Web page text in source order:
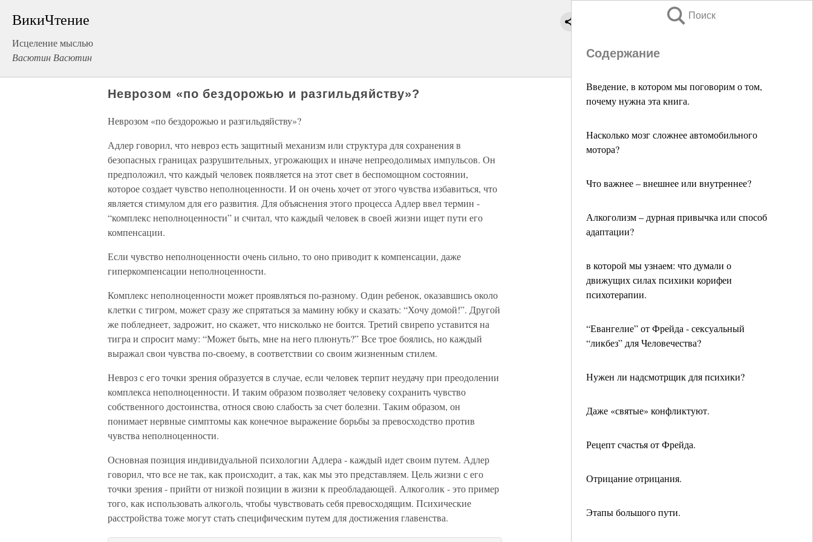
ВикиЧтение
Исцеление мыслью
Васютин Васютин
Поиск
Содержание
Введение, в котором мы поговорим о том,
почему нужна эта книга.
Насколько мозг сложнее автомобильного
мотора?
Что важнее – внешнее или внутреннее?
Алкоголизм – дурная привычка или способ
адаптации?
в которой мы узнаем: что думали о
движущих силах психики корифеи
психотерапии.
“Евангелие” от Фрейда - сексуальный
“ликбез” для Человечества?
Нужен ли надсмотрщик для психики?
Даже «святые» конфликтуют.
Рецепт счастья от Фрейда.
Отрицание отрицания.
Этапы большого пути.
Неврозом «по бездорожью и разгильдяйству»?
Неврозом «по бездорожью и разгильдяйству»?
Адлер говорил, что невроз есть защитный механизм или структура для сохранения в
безопасных границах разрушительных, угрожающих и иначе непреодолимых импульсов. Он
предположил, что каждый человек появляется на этот свет в беспомощном состоянии,
которое создает чувство неполноценности. И он очень хочет от этого чувства избавиться, что
является стимулом для его развития. Для объяснения этого процесса Адлер ввел термин -
“комплекс неполноценности” и считал, что каждый человек в своей жизни ищет пути его
компенсации.
Если чувство неполноценности очень сильно, то оно приводит к компенсации, даже
гиперкомпенсации неполноценности.
Комплекс неполноценности может проявляться по-разному. Один ребенок, оказавшись около
клетки с тигром, может сразу же спрятаться за мамину юбку и сказать: “Хочу домой!”. Другой
же побледнеет, задрожит, но скажет, что нисколько не боится. Третий свирепо уставится на
тигра и спросит маму: “Может быть, мне на него плюнуть?” Все трое боялись, но каждый
выражал свои чувства по-своему, в соответствии со своим жизненным стилем.
Невроз с его точки зрения образуется в случае, если человек терпит неудачу при преодолении
комплекса неполноценности. И таким образом позволяет человеку сохранить чувство
собственного достоинства, относя свою слабость за счет болезни. Таким образом, он
понимает нервные симптомы как конечное выражение борьбы за превосходство против
чувства неполноценности.
Основная позиция индивидуальной психологии Адлера - каждый идет своим путем. Адлер
говорил, что все не так, как происходит, а так, как мы это представляем. Цель жизни с его
точки зрения - прийти от низкой позиции в жизни к преобладающей. Алкоголик - это пример
того, как использовать алкоголь, чтобы чувствовать себя превосходящим. Психические
расстройства тоже могут стать специфическим путем для достижения главенства.